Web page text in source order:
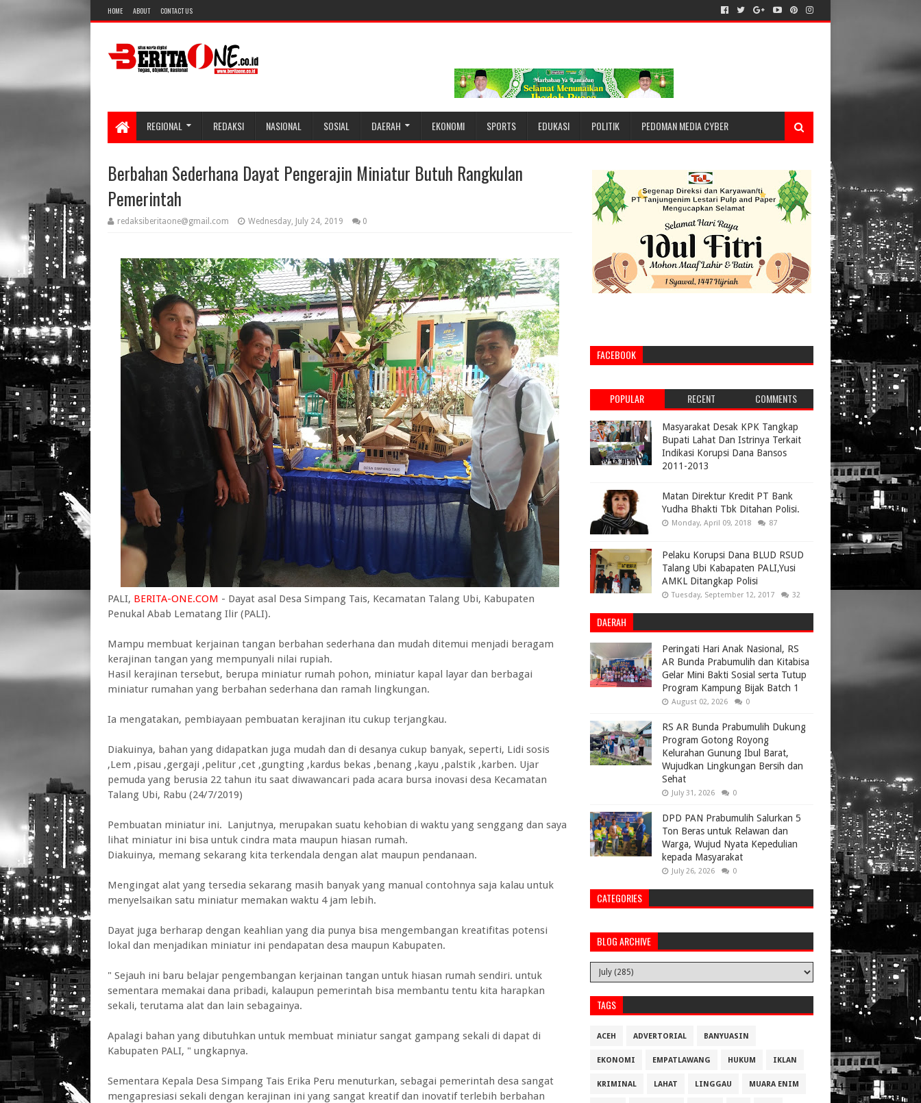
HOME ABOUT CONTACT US
REGIONAL REDAKSI NASIONAL SOSIAL DAERAH EKONOMI SPORTS EDUKASI POLITIK PEDOMAN MEDIA CYBER
Berbahan Sederhana Dayat Pengerajin Miniatur Butuh Rangkulan
Pemerintah
redaksiberitaone@gmail.com Wednesday, July 24, 2019 0
PALI, BERITA-ONE.COM - Dayat asal Desa Simpang Tais, Kecamatan Talang Ubi, Kabupaten
Penukal Abab Lematang Ilir (PALI).
Mampu membuat kerjainan tangan berbahan sederhana dan mudah ditemui menjadi beragam
kerajinan tangan yang mempunyali nilai rupiah.
Hasil kerajinan tersebut, berupa miniatur rumah pohon, miniatur kapal layar dan berbagai
miniatur rumahan yang berbahan sederhana dan ramah lingkungan.
Ia mengatakan, pembiayaan pembuatan kerajinan itu cukup terjangkau.
Diakuinya, bahan yang didapatkan juga mudah dan di desanya cukup banyak, seperti, Lidi sosis
,Lem ,pisau ,gergaji ,pelitur ,cet ,gungting ,kardus bekas ,benang ,kayu ,palstik ,karben. Ujar
pemuda yang berusia 22 tahun itu saat diwawancari pada acara bursa inovasi desa Kecamatan
Talang Ubi, Rabu (24/7/2019)
Pembuatan miniatur ini. Lanjutnya, merupakan suatu kehobian di waktu yang senggang dan saya
lihat miniatur ini bisa untuk cindra mata maupun hiasan rumah.
Diakuinya, memang sekarang kita terkendala dengan alat maupun pendanaan.
Mengingat alat yang tersedia sekarang masih banyak yang manual contohnya saja kalau untuk
menyelsaikan satu miniatur memakan waktu 4 jam lebih.
Dayat juga berharap dengan keahlian yang dia punya bisa mengembangan kreatifitas potensi
lokal dan menjadikan miniatur ini pendapatan desa maupun Kabupaten.
" Sejauh ini baru belajar pengembangan kerjainan tangan untuk hiasan rumah sendiri. untuk
sementara memakai dana pribadi, kalaupun pemerintah bisa membantu tentu kita harapkan
sekali, terutama alat dan lain sebagainya.
Apalagi bahan yang dibutuhkan untuk membuat miniatur sangat gampang sekali di dapat di
Kabupaten PALI, " ungkapnya.
Sementara Kepala Desa Simpang Tais Erika Peru menuturkan, sebagai pemerintah desa sangat
mengapresiasi sekali dengan kerajinan ini yang sangat kreatif dan inovatif terlebih berbahan
FACEBOOK
POPULAR RECENT COMMENTS
Masyarakat Desak KPK Tangkap
Bupati Lahat Dan Istrinya Terkait
Indikasi Korupsi Dana Bansos
2011-2013
Matan Direktur Kredit PT Bank
Yudha Bhakti Tbk Ditahan Polisi.
Monday, April 09, 2018 87
Pelaku Korupsi Dana BLUD RSUD
Talang Ubi Kabapaten PALI,Yusi
AMKL Ditangkap Polisi
Tuesday, September 12, 2017 32
DAERAH
Peringati Hari Anak Nasional, RS
AR Bunda Prabumulih dan Kitabisa
Gelar Mini Bakti Sosial serta Tutup
Program Kampung Bijak Batch 1
August 02, 2026 0
RS AR Bunda Prabumulih Dukung
Program Gotong Royong
Kelurahan Gunung Ibul Barat,
Wujudkan Lingkungan Bersih dan
Sehat
July 31, 2026 0
DPD PAN Prabumulih Salurkan 5
Ton Beras untuk Relawan dan
Warga, Wujud Nyata Kepedulian
kepada Masyarakat
July 26, 2026 0
CATEGORIES
BLOG ARCHIVE
TAGS
ACEH ADVERTORIAL BANYUASIN
EKONOMI EMPATLAWANG HUKUM IKLAN
KRIMINAL LAHAT LINGGAU MUARA ENIM